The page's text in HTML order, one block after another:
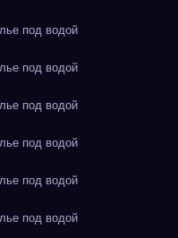
под водой
под водой
под водой
под водой
под водой
под водой